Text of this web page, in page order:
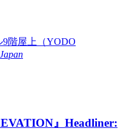
階屋上（YODO
Japan
』Headliner: